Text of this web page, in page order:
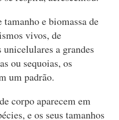
e biomassa de
vivos, de
a grandes
ou sequoias, os
um padrão.
corpo aparecem em
e os seus tamanhos